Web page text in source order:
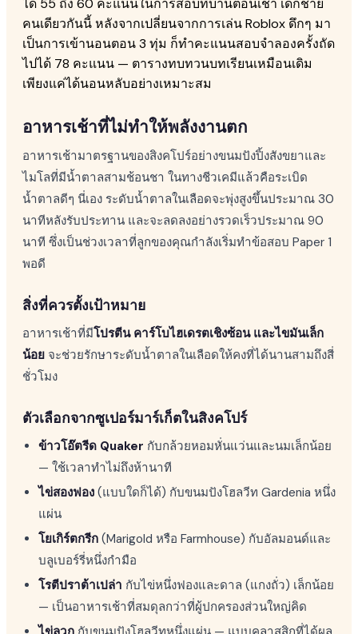
ได้ 55 ถึง 60 คะแนนในการสอบที่บ้านตอนเช้า เด็กชาย
คนเดียวกันนี้ หลังจากเปลี่ยนจากการเล่น Roblox ดึกๆ มา
เป็นการเข้านอนตอน 3 ทุ่ม ก็ทำคะแนนสอบจำลองครั้งถัด
ไปได้ 78 คะแนน — ตารางทบทวนบทเรียนเหมือนเดิม
เพียงแค่ได้นอนหลับอย่างเหมาะสม
อาหารเช้าที่ไม่ทำให้พลังงานตก
อาหารเช้ามาตรฐานของสิงคโปร์อย่างขนมปังปิ้งสังขยาและ
ไมโลที่มีน้ำตาลสามช้อนชา ในทางชีวเคมีแล้วคือระเบิด
น้ำตาลดีๆ นี่เอง ระดับน้ำตาลในเลือดจะพุ่งสูงขึ้นประมาณ 30
นาทีหลังรับประทาน และจะลดลงอย่างรวดเร็วประมาณ 90
นาที ซึ่งเป็นช่วงเวลาที่ลูกของคุณกำลังเริ่มทำข้อสอบ Paper 1
พอดี
สิ่งที่ควรตั้งเป้าหมาย
อาหารเช้าที่มีโปรตีน คาร์โบไฮเดรตเชิงซ้อน และไขมันเล็ก
น้อย จะช่วยรักษาระดับน้ำตาลในเลือดให้คงที่ได้นานสามถึงสี่
ชั่วโมง
ตัวเลือกจากซูเปอร์มาร์เก็ตในสิงคโปร์
ข้าวโอ๊ตรีด Quaker กับกล้วยหอมหั่นแว่นและนมเล็กน้อย
— ใช้เวลาทำไม่ถึงห้านาที
ไข่สองฟอง (แบบใดก็ได้) กับขนมปังโฮลวีท Gardenia หนึ่ง
แผ่น
โยเกิร์ตกรีก (Marigold หรือ Farmhouse) กับอัลมอนด์และ
บลูเบอร์รี่หนึ่งกำมือ
โรตีปราต้าเปล่า กับไข่หนึ่งฟองและดาล (แกงถั่ว) เล็กน้อย
— เป็นอาหารเช้าที่สมดุลกว่าที่ผู้ปกครองส่วนใหญ่คิด